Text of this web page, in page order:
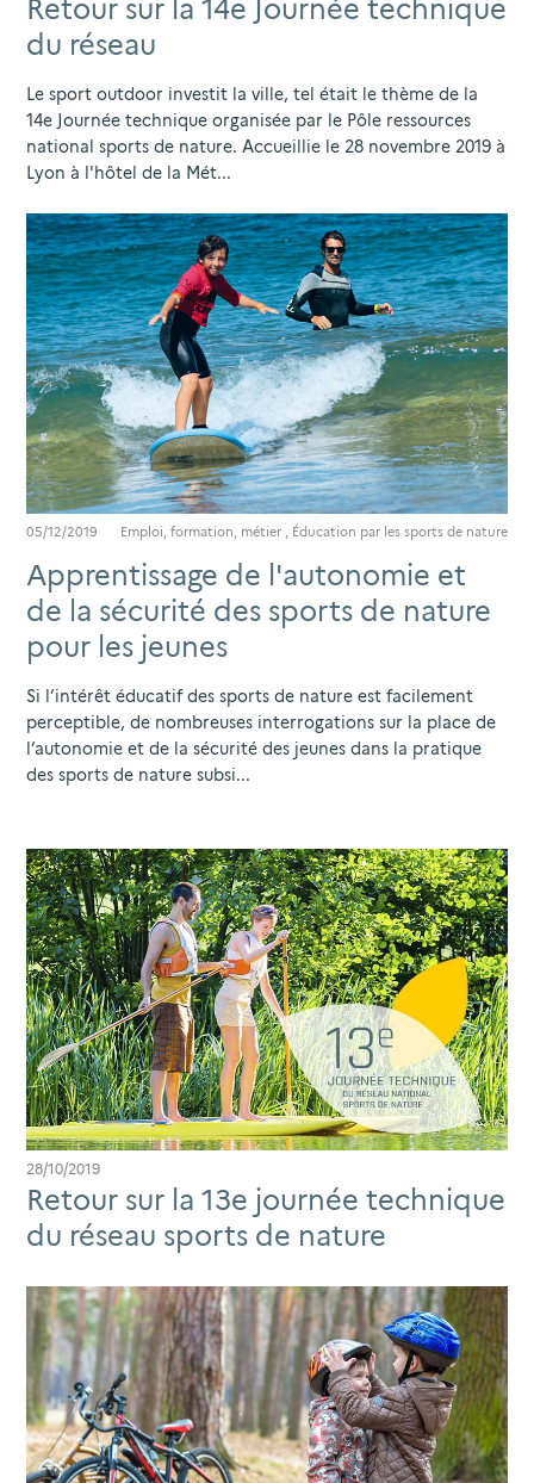
Retour sur la 14e Journée technique
du réseau
Le sport outdoor investit la ville, tel était le thème de la
14e Journée technique organisée par le Pôle ressources
national sports de nature. Accueillie le 28 novembre 2019 à
Lyon à l'hôtel de la Mét...
05/12/2019 Emploi, formation, métier , Éducation par les sports de nature
Apprentissage de l'autonomie et
de la sécurité des sports de nature
pour les jeunes
Si l’intérêt éducatif des sports de nature est facilement
perceptible, de nombreuses interrogations sur la place de
l’autonomie et de la sécurité des jeunes dans la pratique
des sports de nature subsi...
28/10/2019
Retour sur la 13e journée technique
du réseau sports de nature